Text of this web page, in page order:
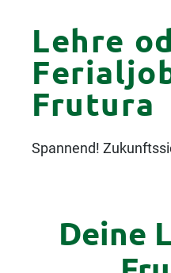
Lehre
Frutura
Spannend!
Deine